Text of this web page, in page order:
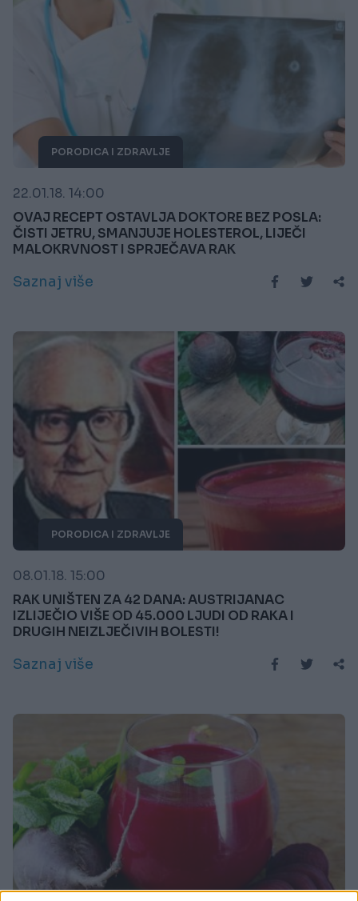
PORODICA I ZDRAVLJE
22.01.18. 14:00
OVAJ RECEPT OSTAVLJA DOKTORE BEZ POSLA:
ČISTI JETRU, SMANJUJE HOLESTEROL, LIJEČI
MALOKRVNOST I SPRJEČAVA RAK
Saznaj više
PORODICA I ZDRAVLJE
08.01.18. 15:00
RAK UNIŠTEN ZA 42 DANA: AUSTRIJANAC
IZLIJEČIO VIŠE OD 45.000 LJUDI OD RAKA I
DRUGIH NEIZLJEČIVIH BOLESTI!
Saznaj više